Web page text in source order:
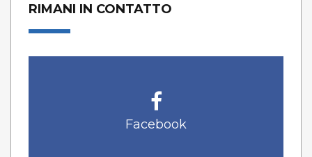
RIMANI IN CONTATTO
Facebook